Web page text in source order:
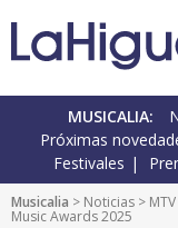
MUSICALIA:
Próximas
Festivales
Musicalia > Noticias > MTV
Music Awards 2025